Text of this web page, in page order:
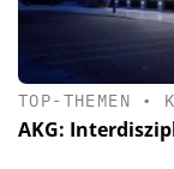
TOP-THEMEN •
AKG: